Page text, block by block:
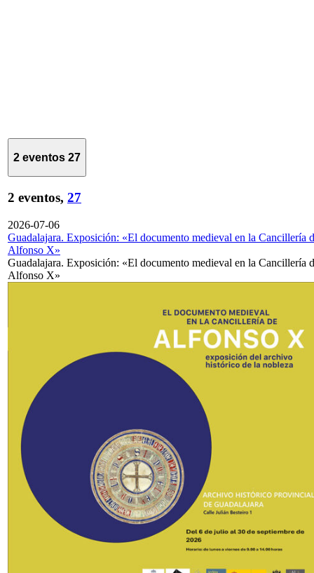
2 eventos 27
2 eventos, 27
2026-07-06
Guadalajara. Exposición: «El documento medieval en la Cancillería
Alfonso X»
Guadalajara. Exposición: «El documento medieval en la Cancillería
Alfonso X»